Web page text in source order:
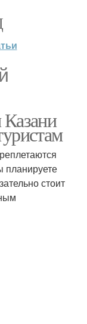
Казани
планируете
стоит